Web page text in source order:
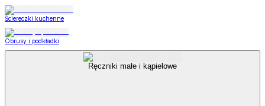
Ściereczki kuchenne
Obrusy i podkładki
Ręczniki małe i kąpielowe